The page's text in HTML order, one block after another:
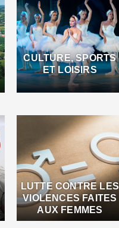
CULTURE, SPORTS
ET LOISIRS
LUTTE CONTRE LES
VIOLENCES FAITES
AUX FEMMES